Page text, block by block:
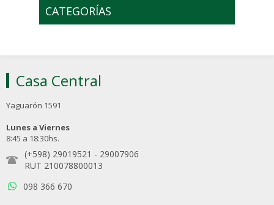
CATEGORÍAS
Casa Central
Yaguarón 1591
Lunes a Viernes
8:45 a 18:30hs.
(+598) 29019521 - 29007906
RUT 210078800013
098 366 670